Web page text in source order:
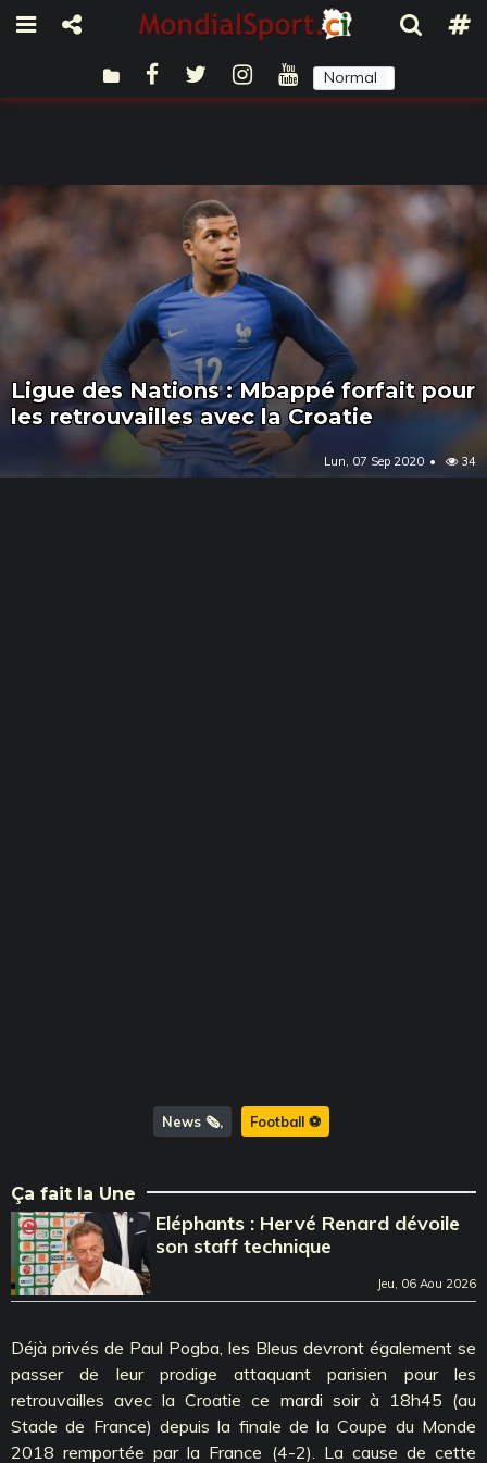
Normal
Ligue des Nations : Mbappé forfait pour
les retrouvailles avec la Croatie
Lun, 07 Sep 2020 34
News 🗞️ Football ⚽️
Ça fait la Une
Eléphants : Hervé Renard dévoile
son staff technique
Jeu, 06 Aou 2026
Déjà privés de Paul Pogba, les Bleus devront également se
passer de leur prodige attaquant parisien pour les
retrouvailles avec la Croatie ce mardi soir à 18h45 (au
Stade de France) depuis la finale de la Coupe du Monde
2018 remportée par la France (4-2). La cause de cette